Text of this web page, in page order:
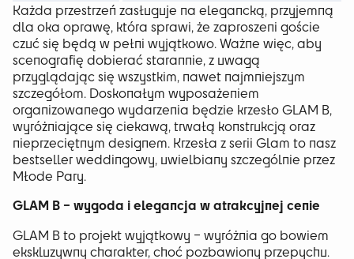
Każda przestrzeń zasługuje na elegancką, przyjemną
dla oka oprawę, która sprawi, że zaproszeni goście
czuć się będą w pełni wyjątkowo. Ważne więc, aby
scenografię dobierać starannie, z uwagą
przyglądając się wszystkim, nawet najmniejszym
szczegółom. Doskonałym wyposażeniem
organizowanego wydarzenia będzie krzesło GLAM B,
wyróżniające się ciekawą, trwałą konstrukcją oraz
nieprzeciętnym designem. Krzesła z serii Glam to nasz
bestseller weddingowy, uwielbiany szczególnie przez
Młode Pary.
GLAM B – wygoda i elegancja w atrakcyjnej cenie
GLAM B to projekt wyjątkowy – wyróżnia go bowiem
ekskluzywny charakter, choć pozbawiony przepychu.